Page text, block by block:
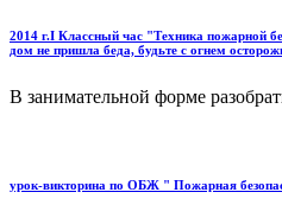
2014 г.I Классный час "Техника пожарной
дом не пришла беда, будьте с огнем
В занимательной форме
урок-викторина по ОБЖ " Пожарная